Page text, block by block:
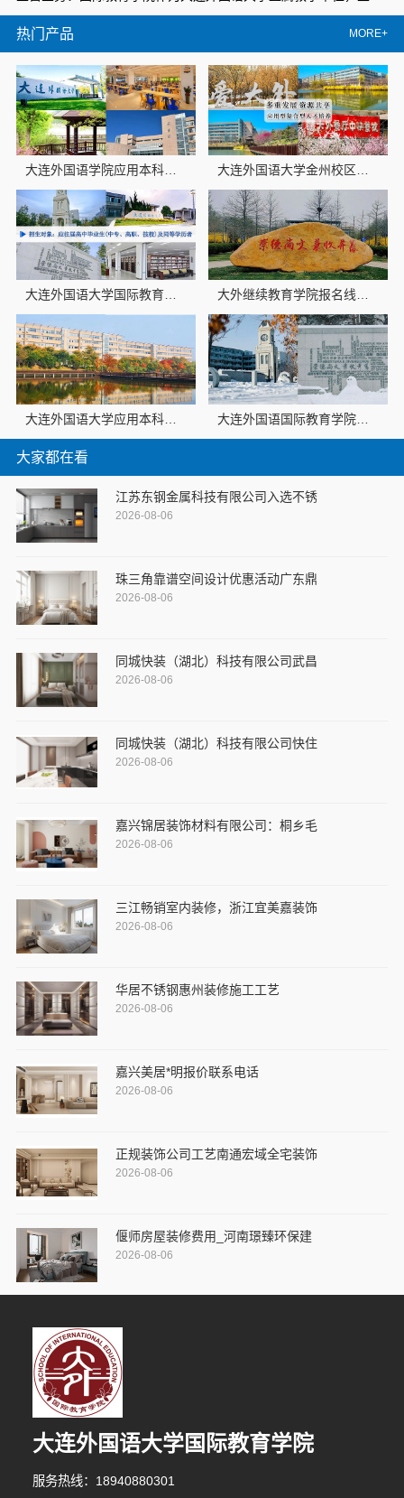
热门产品 MORE+
大连外国语学院应用本科专业推荐线上咨询
大连外国语大学国际教育学院招生咨询宿舍环境怎么样
大连外国语大学应用本科地址今日讯息
大家都在看
江苏东钢金属科技有限公司入选不锈
2026-08-06
珠三角靠谱空间设计优惠活动广东鼎
2026-08-06
同城快装（湖北）科技有限公司武昌
2026-08-06
同城快装（湖北）科技有限公司快住
2026-08-06
嘉兴锦居装饰材料有限公司：桐乡毛
2026-08-06
三江畅销室内装修，浙江宜美嘉装饰
2026-08-06
华居不锈钢惠州装修施工工艺
2026-08-06
嘉兴美居*明报价联系电话
2026-08-06
正规装饰公司工艺南通宏域全宅装饰
2026-08-06
偃师房屋装修费用_河南璟臻环保建
2026-08-06
大连外国语大学国际教育学院
服务热线：18940880301
10分钟前 李小姐 正在咨询
6分钟前 段女士 正在咨询